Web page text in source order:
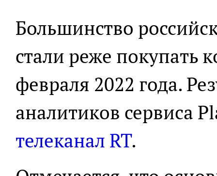
Большинство
стали реже покупать
февраля 2022 года.
аналитиков сервиса
телеканал RT.